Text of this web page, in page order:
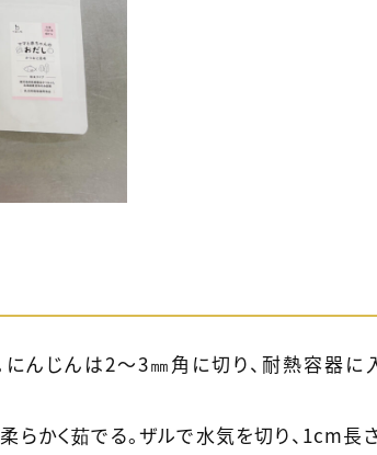
んじんは2～3㎜角に切り、耐熱容器に
かく茹でる。ザルで水気を切り、1cm長